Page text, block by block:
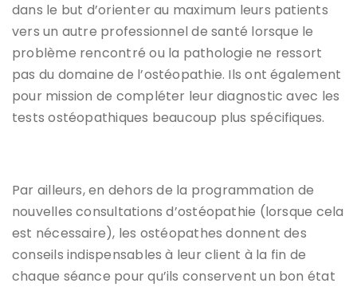
dans le but d’orienter au maximum leurs patients
vers un autre professionnel de santé lorsque le
problème rencontré ou la pathologie ne ressort
pas du domaine de l’ostéopathie. Ils ont également
pour mission de compléter leur diagnostic avec les
tests ostéopathiques beaucoup plus spécifiques.
Par ailleurs, en dehors de la programmation de
nouvelles consultations d’ostéopathie (lorsque cela
est nécessaire), les ostéopathes donnent des
conseils indispensables à leur client à la fin de
chaque séance pour qu’ils conservent un bon état